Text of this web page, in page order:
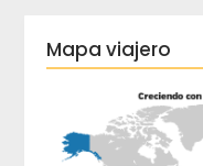
Mapa viajero